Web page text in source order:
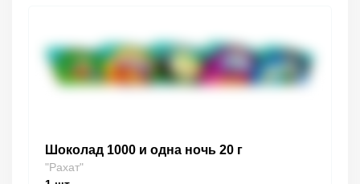
Шоколад 1000 и одна ночь 20 г
"Рахат"